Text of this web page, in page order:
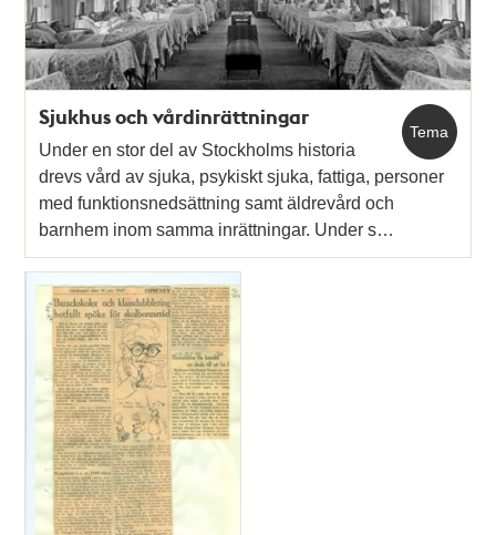
Tema
Sjukhus och vårdinrättningar
Under en stor del av Stockholms historia
drevs vård av sjuka, psykiskt sjuka, fattiga, personer
med funktionsnedsättning samt äldrevård och
barnhem inom samma inrättningar. Under s…